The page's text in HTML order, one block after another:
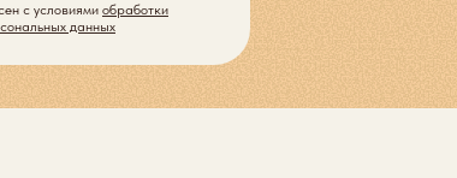
с условиями обработки
данных